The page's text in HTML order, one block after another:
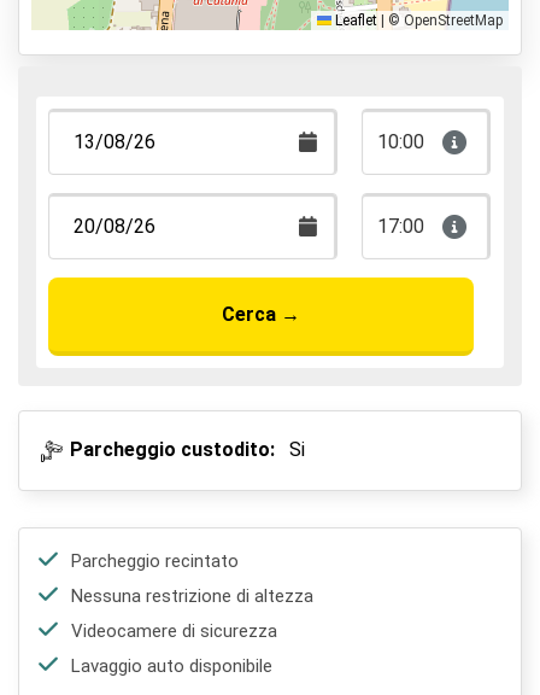
Leaflet © OpenStreetMap
10:00
17:00
Cerca →
Parcheggio custodito: Si
Parcheggio recintato
Nessuna restrizione di altezza
Videocamere di sicurezza
Lavaggio auto disponibile